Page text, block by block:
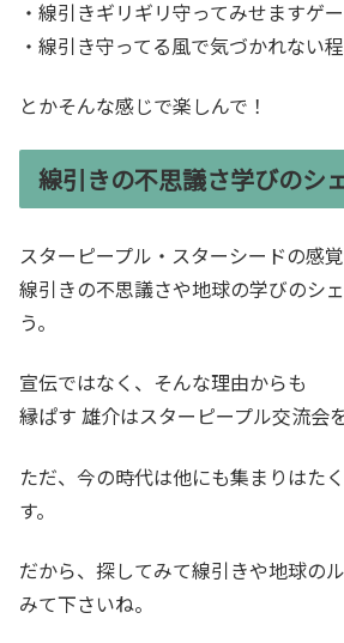
・線引きギリギリ守ってみせますゲ
・線引き守ってる風で気づかれない
とかそんな感じで楽しんで！
線引きの不思議さ学びのシ
スターピープル・スターシードの感
線引きの不思議さや地球の学びのシ
う。
宣伝ではなく、そんな理由からも
縁ぱす 雄介はスターピープル交流会
ただ、今の時代は他にも集まりはた
す。
だから、探してみて線引きや地球の
みて下さいね。